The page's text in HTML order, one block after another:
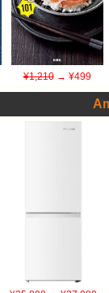
¥1,210→ ¥499